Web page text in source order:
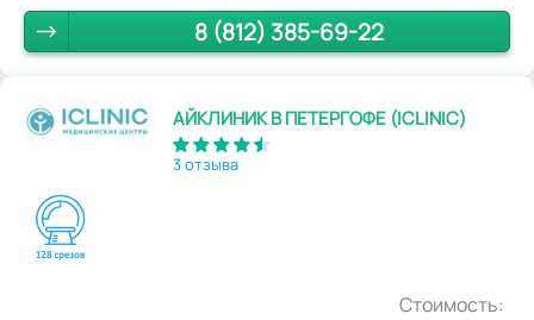
8 (812) 385-69-22
АЙКЛИНИК В ПЕТЕРГОФЕ (ICLINIC)
3 отзыва
Стоимость: